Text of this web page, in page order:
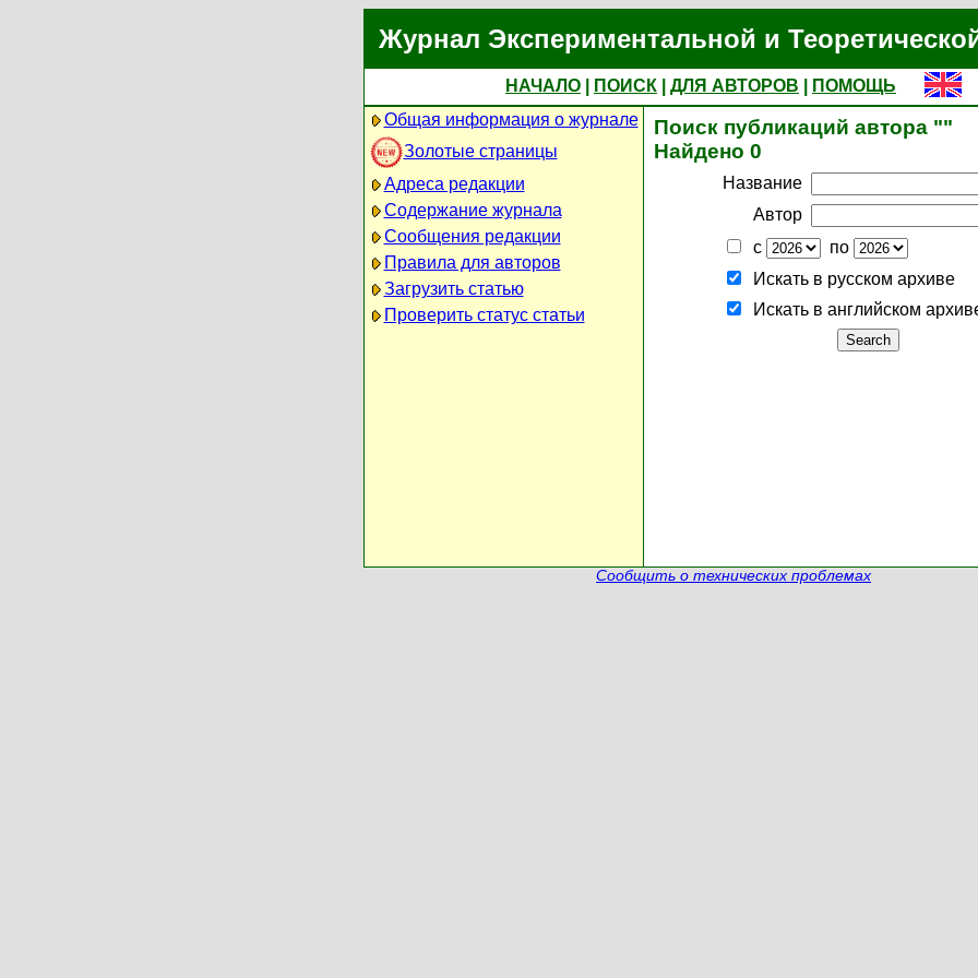
Журнал Экспериментальной и
НАЧАЛО ПОИСК ДЛЯ АВТОРОВ
ПОМОЩЬ
Общая информация о журнале
Золотые страницы
Адреса редакции
Содержание журнала
Сообщения редакции
Правила для авторов
Загрузить статью
Проверить статус статьи
Поиск публикаций автора ""
Найдено 0
Название
Автор
с
по
Искать в русском архиве
Искать в английском
Сообщить о технических проблемах